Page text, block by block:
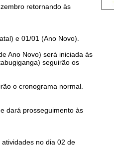
retornando às
e 01/01 (Ano Novo).
Ano Novo) será iniciada às
seguirão os
o cronograma normal.
dará prosseguimento às
no dia 02 de